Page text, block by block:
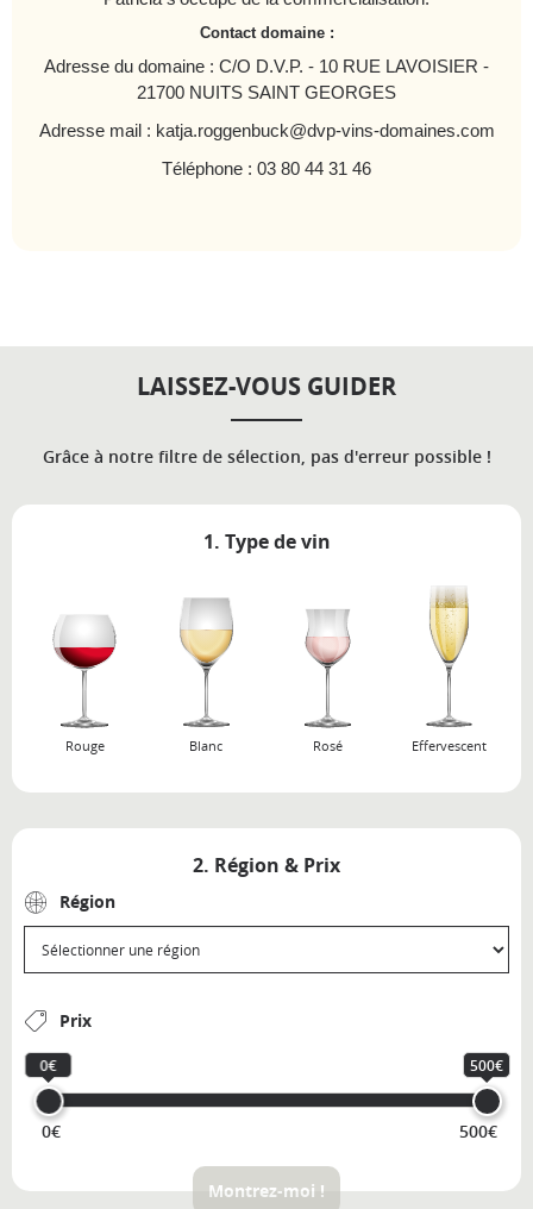
Contact domaine :
Adresse du domaine : C/O D.V.P. - 10 RUE LAVOISIER -
21700 NUITS SAINT GEORGES
Adresse mail : katja.roggenbuck@dvp-vins-domaines.com
Téléphone : 03 80 44 31 46
LAISSEZ-VOUS GUIDER
Grâce à notre filtre de sélection, pas d'erreur possible !
1. Type de vin
Rouge Blanc Rosé Effervescent
2. Région & Prix
Région
Prix
0€ 500€
0€ 500€
Montrez-moi !